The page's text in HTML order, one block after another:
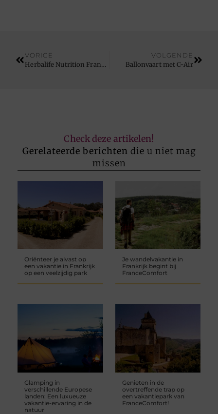
VORIGE
Herbalife Nutrition France Online
VOLGENDE
Ballonvaart met C-Air
Check deze artikelen!
Gerelateerde berichten die u niet mag
missen
Oriënteer je alvast op
een vakantie in Frankrijk
op een veelzijdig park
Je wandelvakantie in
Frankrijk begint bij
FranceComfort
Glamping in
verschillende Europese
landen: Een luxueuze
vakantie-ervaring in de
natuur
Genieten in de
overtreffende trap op
een vakantiepark van
FranceComfort!